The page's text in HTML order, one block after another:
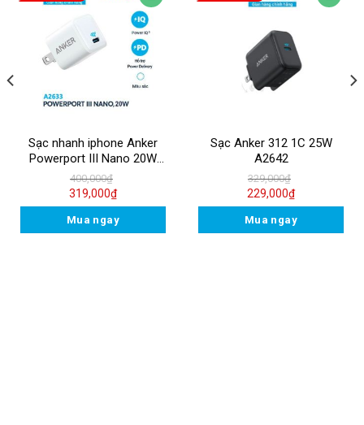
Sạc nhanh iphone Anker
Powerport III Nano 20W
A2633
400,000₫
319,000₫
Mua ngay
Sạc Anker 312 1C 25W
A2642
329,000₫
229,000₫
Mua ngay